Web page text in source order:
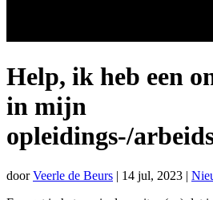
Help, ik heb een
in mijn
opleidings-/
doorVeerle de Beurs | 14 jul, 2023 |